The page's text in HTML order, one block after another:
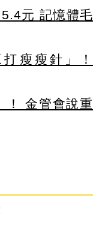
元 記憶體毛
瘦瘦針」！
！ 金管會說重